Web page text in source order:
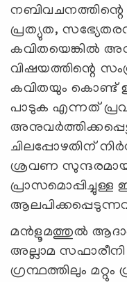
പ്രത്യുത,
കവിതയെങ്കില്‍
വിഷയത്തിന്റെ
കവിതയും കൊണ്ട്
പാടുക എന്നത്
ചിലപ്പോഴതിന്
ശ്രവണ സുന്ദരമായ
മന്‍ളൂമത്തുല്‍
അല്ലാമ
ഗ്രന്ഥത്തിലും